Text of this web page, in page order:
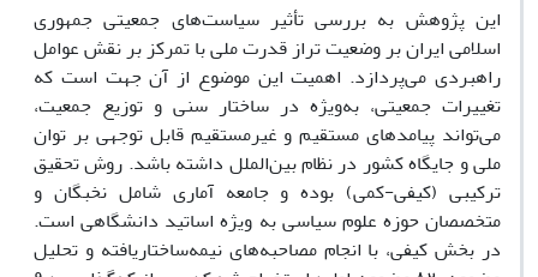
این پژوهش به بررسی تأثیر سیاست‌های جمعیتی جمهوری
اسلامی ایران بر وضعیت تراز قدرت ملی با تمرکز بر نقش عوامل
راهبردی می‌پردازد. اهمیت این موضوع از آن جهت است که
تغییرات جمعیتی، به‌ویژه در ساختار سنی و توزیع جمعیت،
می‌تواند پیامدهای مستقیم و غیرمستقیم قابل توجهی بر توان
ملی و جایگاه کشور در نظام بین‌الملل داشته باشد. روش تحقیق
ترکیبی (کیفی-کمی) بوده و جامعه آماری شامل نخبگان و
متخصصان حوزه علوم سیاسی به ویژه اساتید دانشگاهی است.
در بخش کیفی، با انجام مصاحبه‌های نیمه‌ساختاریافته و تحلیل